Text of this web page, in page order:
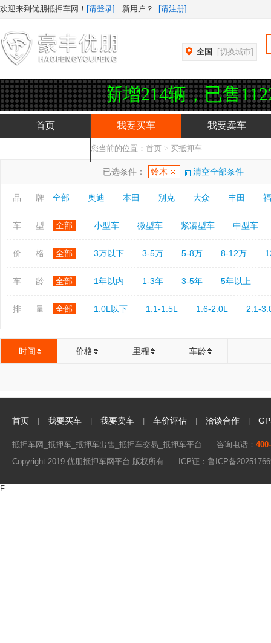
欢迎来到优朋抵押车网！ [请登录] 新用户？ [请注册]
全国 [切换城市]
今日新增214辆，已售
首页 我要买车 我要卖车
您当前的位置： 首页 > 买抵押车
已选条件： 铃木 清空全部条件
品 牌 全部 奥迪 本田 别克 大众 丰田
车 型 全部 小型车 微型车 紧凑型车 中型车
价 格 全部 3万以下 3-5万 5-8万 8-12万
车 龄 全部 1年以内 1-3年 3-5年 5年以上
排 量 全部 1.0L以下 1.1-1.5L 1.6-2.0L 2.1-
时间 价格 里程 车龄
首页 我要买车 我要卖车 车价评估 洽谈合作
抵押车网_抵押车_抵押车出售_抵押车交易_抵押车平台 咨询电话：
Copyright 2019 优朋抵押车网平台 版权所有. ICP证： 鲁ICP备
F